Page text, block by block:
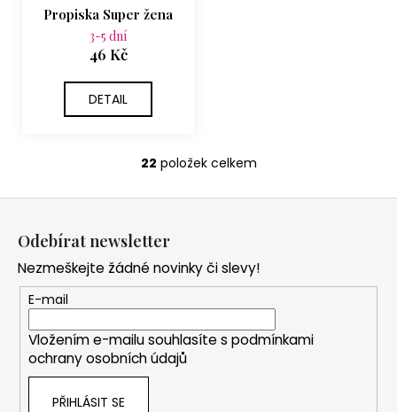
Propiska Super žena
3-5 dní
46 Kč
DETAIL
O
a
c
í
p
r
22 položek celkem
Odebírat newsletter
Nezmeškejte žádné novinky či slevy!
E-mail
Vložením e-mailu souhlasíte s podmínkami
ochrany osobních údajů
PŘIHLÁSIT SE